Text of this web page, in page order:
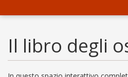
Il libro degli